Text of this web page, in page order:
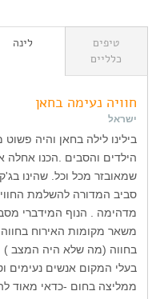
טיפים
כלליים
לינה
חוויה נעימה בחאן
ישראל
בילינו לילה בחאן והיה
הילדים והסבים .הכנו
שמאובזר מכל וכל. שהינו
סביב המדורה להשלמת
מדהימה . הנוף המידברי
משאר מקומות האירוח
בחווה (מה שלא היה המצב )
בעלי המקום אנשים נעימים
ממליצה בחום -כדאי מאוד